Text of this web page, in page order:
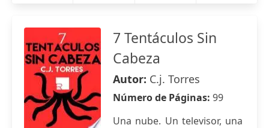
7 Tentáculos Sin
Cabeza
Autor: C.j. Torres
Número de Páginas: 99
Una nube. Un televisor, una